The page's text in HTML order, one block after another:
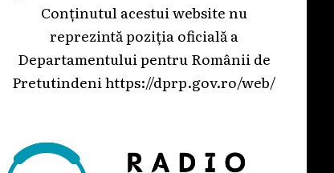
Conținutul acestui website nu
reprezintă poziția oficială a
Departamentului pentru Românii de
Pretutindenihttps://dprp.gov.ro/web/